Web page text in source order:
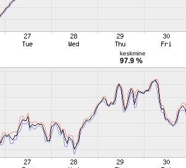
keskmine
97.9 %